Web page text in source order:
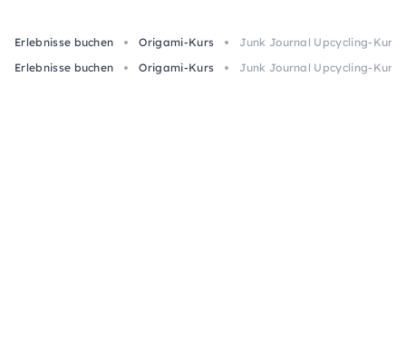
Erlebnisse buchen Origami-Kurs
Junk Journal Upcycling-Kurs
Erlebnisse buchen
Origami-Kurs Junk Journal Upcycling-Kurs